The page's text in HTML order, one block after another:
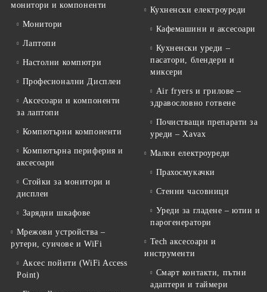
монитори и компоненти
Монитори
Лаптопи
Настолни компютри
Професионални Дисплеи
Аксесоари и компоненти
за лаптопи
Компютърни компоненти
Компютърна периферия и
аксесоари
Стойки за монитори и
дисплеи
Зарядни шкафове
Мрежови устройства –
рутери, суичове и WiFi
Аксес пойнти (WiFi Access
Point)
Кухненски електроуреди
Кафемашини и аксесоари
Кухненски уреди –
пасатори, блендери и
миксери
Air fryers и грилове –
здравословно готвене
Почистващи препарати за
уреди – Xavax
Малки електроуреди
Прахосмукачки
Стенни часовници
Уреди за гладене – ютии и
парогенератори
Tech аксесоари и
инструменти
Смарт контакти, пътни
адаптери и таймери